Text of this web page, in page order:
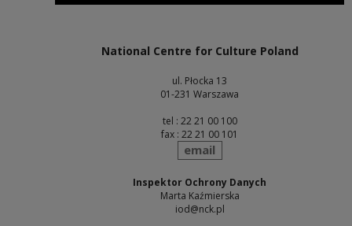
National Centre for Culture Poland
ul. Płocka 13
01-231 Warszawa
tel : 22 21 00 100
fax : 22 21 00 101
send
email
Inspektor Ochrony Danych
Marta Kaźmierska
iod@nck.pl